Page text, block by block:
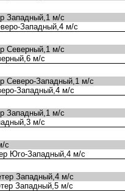
Западный,1 м/с
Западный,4 м/с
Северный,1 м/с
м/с
Северо-Западный,1 м/с
Западный,4 м/с
Западный,1 м/с
м/с
с
Юго-Западный,4 м/с
Западный,4 м/с
Западный,5 м/с